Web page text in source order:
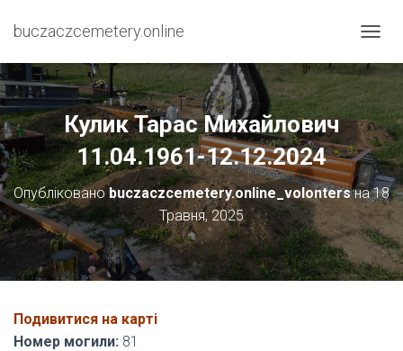
buczaczcemetery.online
Е
М
К
Н
У
Т
И
Н
А
В
І
Г
Кулик Тарас Михайлович
11.04.1961-12.12.2024
Опубліковано buczaczcemetery.online_volontersна18
Травня, 2025
Подивитися на карті
Номер могили: 81